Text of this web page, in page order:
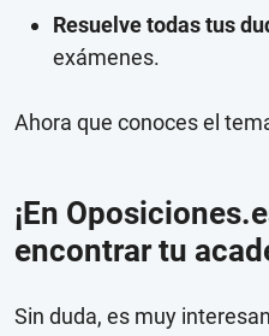
Resuelve todas tus
exámenes.
Ahora que conoces el
¡En
encontrar tu
Sin duda, es muy